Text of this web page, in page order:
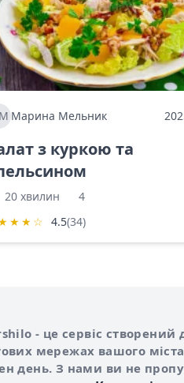
Марина Мельник
з куркою та
20 хвилин
4
★ ★ ☆ 4.5(34)
Shurshilo
- це сервіс створений
мережах вашого
день. З нами ви не